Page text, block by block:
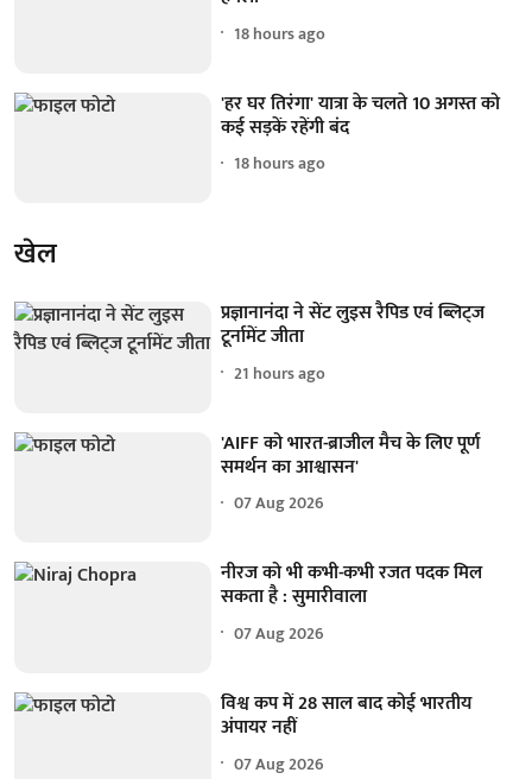
18 hours ago
'हर घर तिरंगा' यात्रा के चलते 10 अगस्त को
कई सड़कें रहेंगी बंद
18 hours ago
खेल
प्रज्ञानानंदा ने सेंट लुइस रैपिड एवं ब्लिट्ज
टूर्नामेंट जीता
21 hours ago
'AIFF को भारत-ब्राजील मैच के लिए पूर्ण
समर्थन का आश्वासन'
07 Aug 2026
नीरज को भी कभी-कभी रजत पदक मिल
सकता है : सुमारीवाला
07 Aug 2026
विश्व कप में 28 साल बाद कोई भारतीय
अंपायर नहीं
07 Aug 2026